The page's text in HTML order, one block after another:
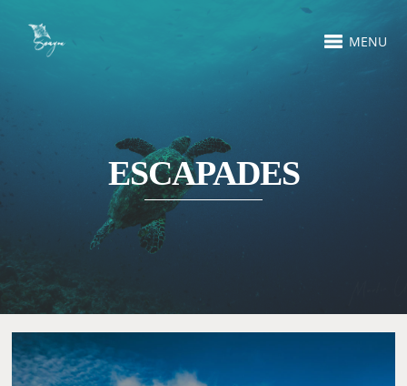
MENU
ESCAPADES